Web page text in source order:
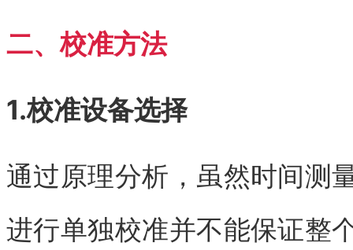
二、校准方法
1.校准设备选择
通过原理分析，虽然时间测
进行单独校准并不能保证整